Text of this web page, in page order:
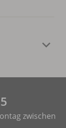
zwischen